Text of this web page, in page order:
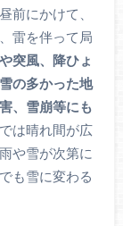
前にかけて、
雷を伴って局
突風、降ひょ
の多かった地
、雪崩等にも
は晴れ間が広
や雪が次第に
も雪に変わる